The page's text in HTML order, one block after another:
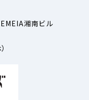
湘南ビル